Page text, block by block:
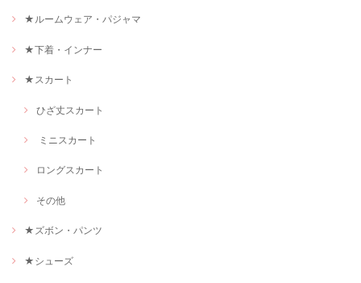
★ルームウェア・パジャマ
★下着・インナー
★スカート
ひざ丈スカート
ミニスカート
ロングスカート
その他
★ズボン・パンツ
★シューズ